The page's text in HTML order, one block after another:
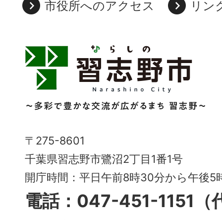
市役所へのアクセス
リン
習
志
野
市
Narashino
City
～
多
彩
〒275-8601
千葉県習志野市鷺沼2丁目1番1号
開庁時間：平日午前8時30分から午後5
電話：047-451-1151（